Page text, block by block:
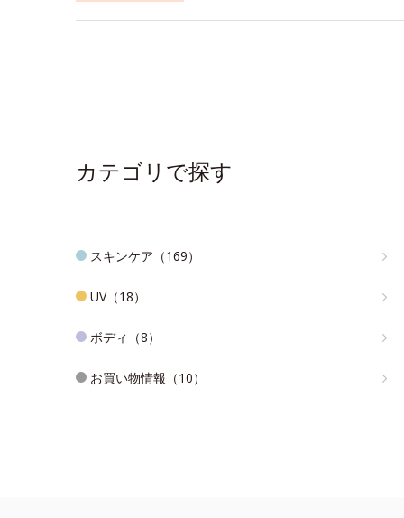
カテゴリで探す
スキンケア（169）
UV（18）
ボディ（8）
お買い物情報（10）